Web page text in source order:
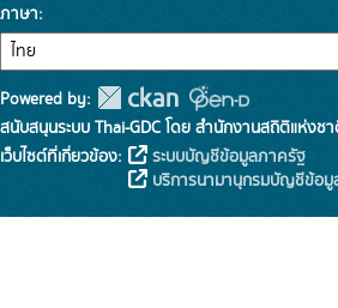
ภาษา
Powered by:
สนับสนุนระบบ Thai-GDC โดย สำนักงานสถิติแห่งช
เว็บไซต์ที่เกี่ยวข้อง:
ระบบบัญชีข้อมูลภาครัฐ
บริการนามานุกรมบัญชีข้อ